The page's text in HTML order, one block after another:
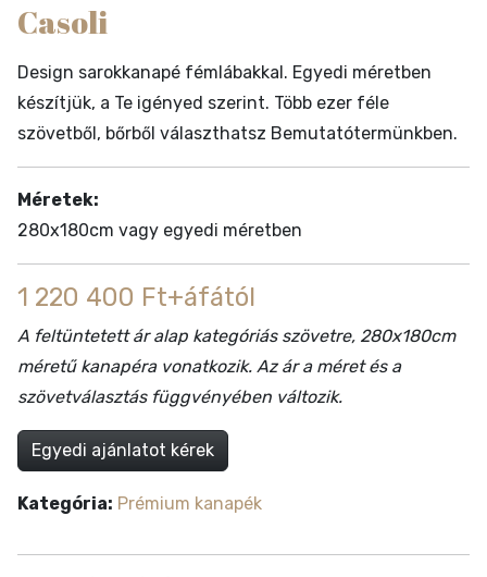
Casoli
Design sarokkanapé fémlábakkal. Egyedi méretben
készítjük, a Te igényed szerint. Több ezer féle
szövetből, bőrből választhatsz Bemutatótermünkben.
Méretek:
280x180cm vagy egyedi méretben
1 220 400 Ft+áfától
A feltüntetett ár alap kategóriás szövetre, 280x180cm
méretű kanapéra vonatkozik. Az ár a méret és a
szövetválasztás függvényében változik.
Egyedi ajánlatot kérek
Kategória: Prémium kanapék